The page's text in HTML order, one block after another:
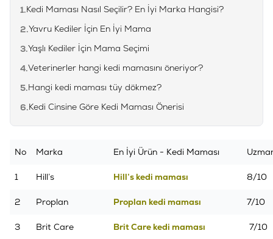
1.Kedi Maması Nasıl Seçilir? En İyi Marka Hangisi?
2.Yavru Kediler İçin En İyi Mama
3.Yaşlı Kediler İçin Mama Seçimi
4.Veterinerler hangi kedi mamasını öneriyor?
5.Hangi kedi maması tüy dökmez?
6.Kedi Cinsine Göre Kedi Maması Önerisi
No Marka En İyi Ürün - Kedi Maması
1 Hill’s Hill’s kedi maması 8/10
2 Proplan Proplan kedi maması 7/10
3 Brit Care Brit Care kedi maması 7/10